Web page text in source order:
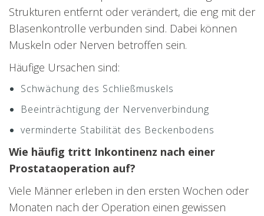
Strukturen entfernt oder verändert, die eng mit der
Blasenkontrolle verbunden sind. Dabei können
Muskeln oder Nerven betroffen sein.
Häufige Ursachen sind:
Schwächung des Schließmuskels
Beeinträchtigung der Nervenverbindung
verminderte Stabilität des Beckenbodens
Wie häufig tritt Inkontinenz nach einer
Prostataoperation auf?
Viele Männer erleben in den ersten Wochen oder
Monaten nach der Operation einen gewissen